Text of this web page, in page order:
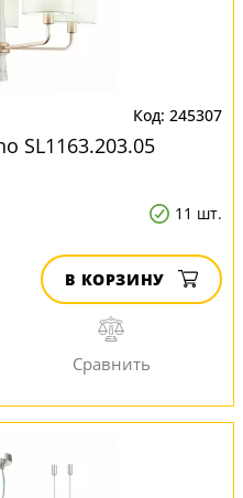
245307
SL1163.203.05
11 шт.
В КОРЗИНУ